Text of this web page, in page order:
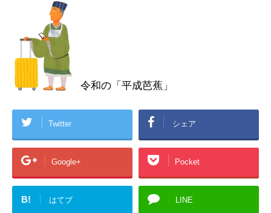
令和の「平成芭蕉」
Twitter シェア
Google+ Pocket
B! はてブ LINE